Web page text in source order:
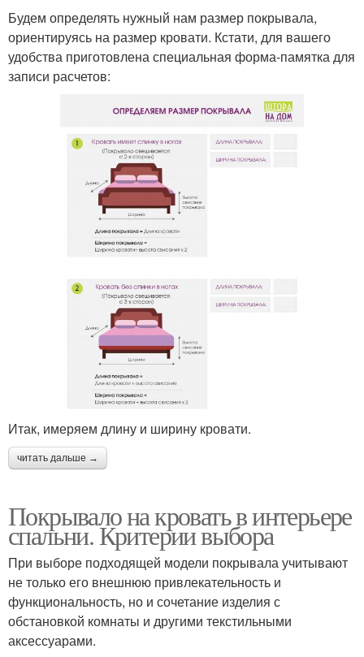
Будем определять нужный нам размер покрывала,
ориентируясь на размер кровати. Кстати, для вашего
удобства приготовлена специальная форма-памятка для
записи расчетов:
Итак, имеряем длину и ширину кровати.
читать дальше →
Покрывало на кровать в интерьере
спальни. Критерии выбора
При выборе подходящей модели покрывала учитывают
не только его внешнюю привлекательность и
функциональность, но и сочетание изделия с
обстановкой комнаты и другими текстильными
аксессуарами.